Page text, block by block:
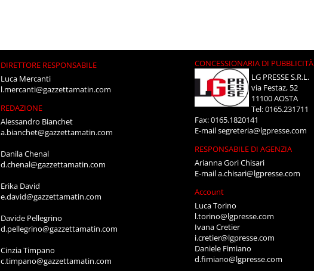
DIRETTORE RESPONSABILE
Luca Mercanti
l.mercanti@gazzettamatin.com
REDAZIONE
Alessandro Bianchet
a.bianchet@gazzettamatin.com
Danila Chenal
d.chenal@gazzettamatin.com
Erika David
e.david@gazzettamatin.com
Davide Pellegrino
d.pellegrino@gazzettamatin.com
Cinzia Timpano
c.timpano@gazzettamatin.com
CONCESSIONARIA DI PUBBLICITÀ
LG PRESSE S.R.L.
via Festaz, 52
11100 AOSTA
Tel: 0165.231711
Fax: 0165.1820141
E-mailsegreteria@lgpresse.com
RESPONSABILE DI AGENZIA
Arianna Gori Chisari
E-maila.chisari@lgpresse.com
Account
Luca Torino
l.torino@lgpresse.com
Ivana Cretier
i.cretier@lgpresse.com
Daniele Fimiano
d.fimiano@lgpresse.com